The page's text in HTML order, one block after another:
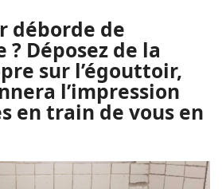
déborde de
? Déposez de la
sur l’égouttoir,
l’impression
en train de vous en